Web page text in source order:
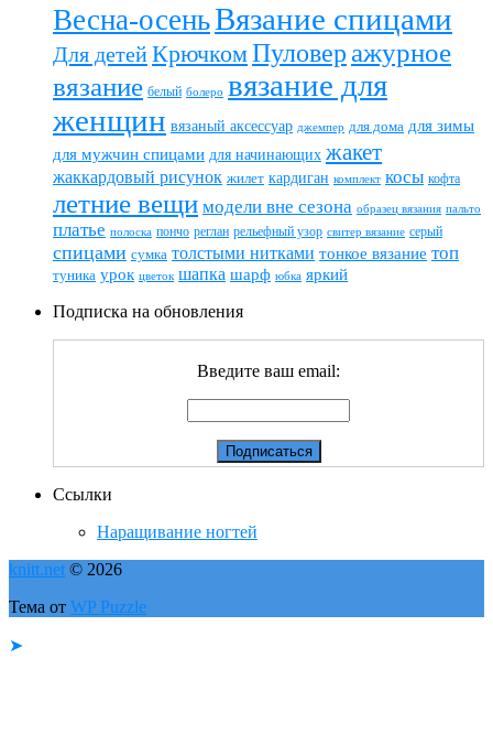
Весна-осеньВязание спицами
Для детейКрючкомПуловер ажурное
вязание белый болеро вязание для
женщин вязаный аксессуар джемпер для дома для зимы
для мужчин спицами для начинающих жакет
жаккардовый рисунок жилет кардиган комплект косы кофта
летние вещи модели вне сезона образец вязания пальто
платье полоска пончо реглан рельефный узор свитер вязание серый
спицами сумка толстыми нитками тонкое вязание топ
туника урок цветок шапка шарф юбка яркий
Подписка на обновления
Введите ваш email:
Ссылки
Наращивание ногтей
knitt.net © 2026
Тема от WP Puzzle
➤